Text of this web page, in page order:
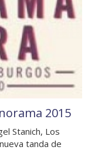
2015
Stanich, Los
tanda de